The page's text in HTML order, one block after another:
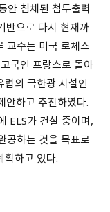
안 침체된 첨두출력
반으로 다시 현재까
교수는 미국 로체스
국인 프랑스로 돌아
의 극한광 시설인
안하고 추진하였다.
ELS가 건설 중이며,
공하는 것을 목표로
획하고 있다.